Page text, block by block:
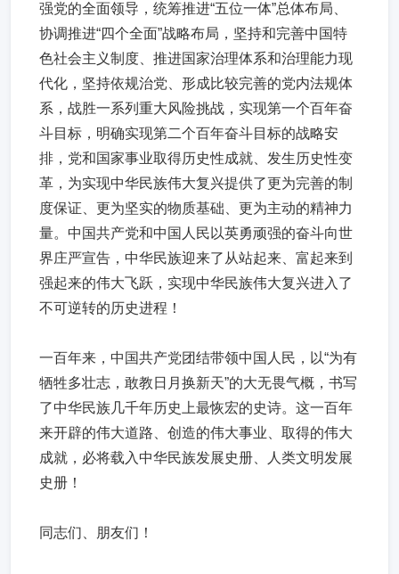
强党的全面领导，统筹推进“五位一体”总体布局、
协调推进“四个全面”战略布局，坚持和完善中国特
色社会主义制度、推进国家治理体系和治理能力现
代化，坚持依规治党、形成比较完善的党内法规体
系，战胜一系列重大风险挑战，实现第一个百年奋
斗目标，明确实现第二个百年奋斗目标的战略安
排，党和国家事业取得历史性成就、发生历史性变
革，为实现中华民族伟大复兴提供了更为完善的制
度保证、更为坚实的物质基础、更为主动的精神力
量。中国共产党和中国人民以英勇顽强的奋斗向世
界庄严宣告，中华民族迎来了从站起来、富起来到
强起来的伟大飞跃，实现中华民族伟大复兴进入了
不可逆转的历史进程！
一百年来，中国共产党团结带领中国人民，以“为有
牺牲多壮志，敢教日月换新天”的大无畏气概，书写
了中华民族几千年历史上最恢宏的史诗。这一百年
来开辟的伟大道路、创造的伟大事业、取得的伟大
成就，必将载入中华民族发展史册、人类文明发展
史册！
同志们、朋友们！